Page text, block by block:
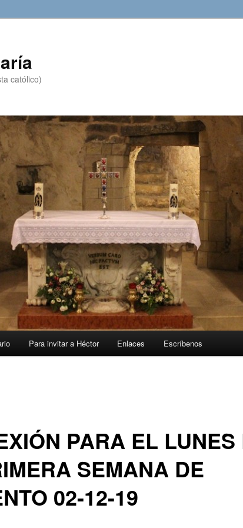
católico)
Para invitar a Héctor Enlaces Escríbenos
PARA EL LUNES
SEMANA DE
02-12-19